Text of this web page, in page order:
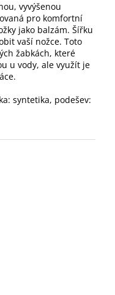
vyvýšenou
pro komfortní
jako balzám. Šířku
vaší nožce. Toto
žabkách, které
u vody, ale využít je
syntetika, podešev: